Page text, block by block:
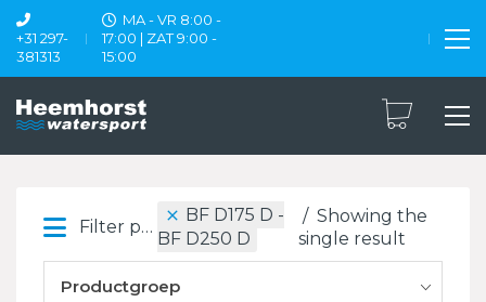
+31 297-
381313
MA - VR 8:00 -
17:00 | ZAT 9:00 -
15:00
Filter products
BF D175 D -
BF D250 D
Showing the
single result
Productgroep